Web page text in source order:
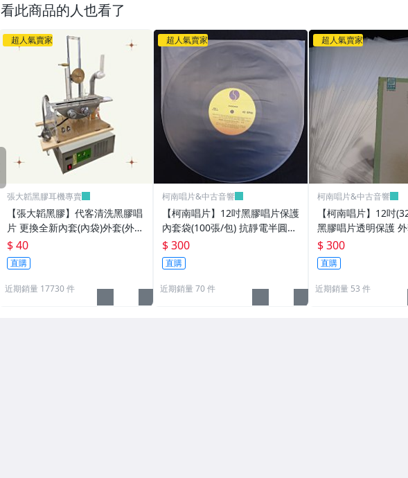
看此商品的人也看了
超人氣賣家
張大韜黑膠耳機專賣
【張大韜黑膠】代客清洗黑膠唱
片 更換全新內套(內袋)外套(外
袋) 採用汪式超音波洗唱片機 洗
片
$ 40
直購
近期銷量 17730 件
超人氣賣家
柯南唱片&中古音響
【柯南唱片】12吋黑膠唱片保護
內套袋(100張/包) 抗靜電半圓內
套袋(台灣製高品質)
$ 300
直購
近期銷量 70 件
超人氣賣家
柯南唱片&中古音響
【柯南唱片】12吋
黑膠唱片透明保護
袋）每包100張(台灣
$ 300
直購
近期銷量 53 件
PREV